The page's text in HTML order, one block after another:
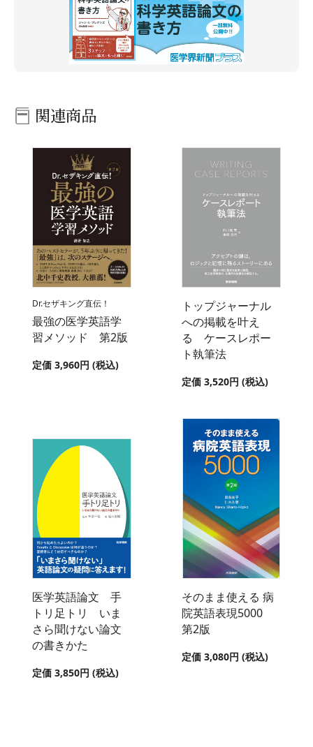
関連商品
Dr.セザキング直伝！
最強の医学英語学
習メソッド 第2版
定価 3,960円 (税込)
トップジャーナル
への掲載を叶え
る ケースレポー
ト執筆法
定価 3,520円 (税込)
医学英語論文 手
トリ足トリ いま
さら聞けない論文
の書きかた
定価 3,850円 (税込)
そのまま使える 病
院英語表現5000
第2版
定価 3,080円 (税込)